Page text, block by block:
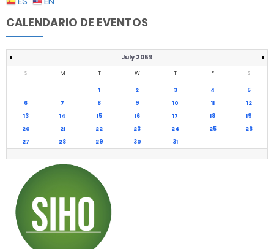
CALENDARIO DE EVENTOS
July 2059
S M T W T F S
1 2 3 4
5
6
7 8 9 10 11
12
13
14 15 16 17 18
19
20
21 22 23 24 25
26
27
28 29 30 31